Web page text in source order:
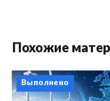
Похожие
Выполнено